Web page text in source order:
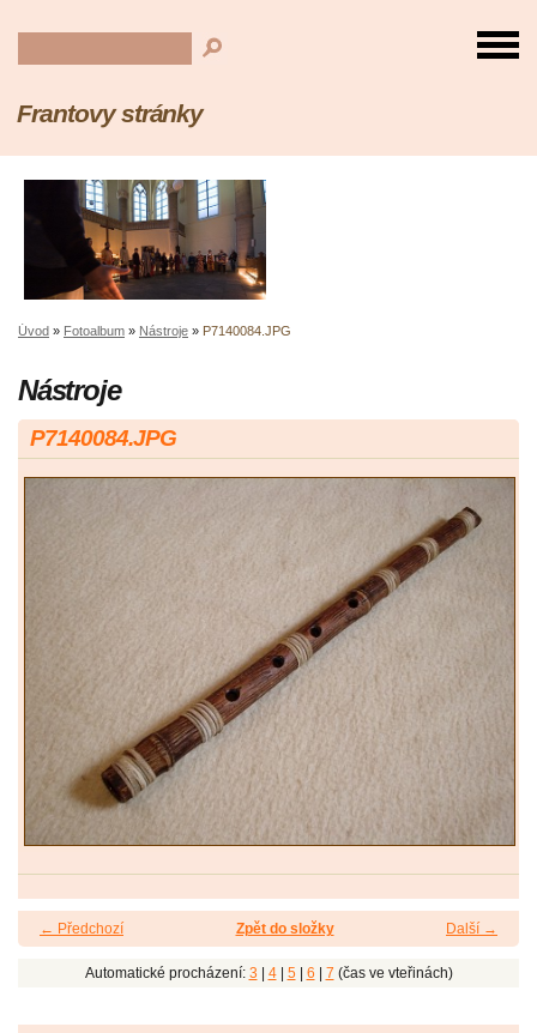
Frantovy stránky
Úvod » Fotoalbum » Nástroje » P7140084.JPG
Nástroje
P7140084.JPG
← Předchozí Další →
Zpět do složky
Automatické procházení: 3 4| 5| 6 7 (čas ve vteřinách)